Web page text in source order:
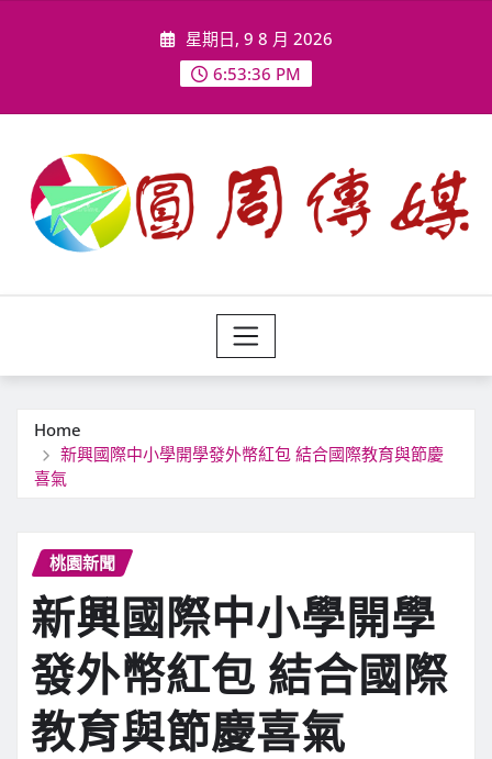
星期日, 9 8 月 2026
6:53:38 PM
Home
新興國際中小學開學發外幣紅包 結合國際教育與節慶
喜氣
桃園新聞
新興國際中小學開學
發外幣紅包 結合國際
教育與節慶喜氣